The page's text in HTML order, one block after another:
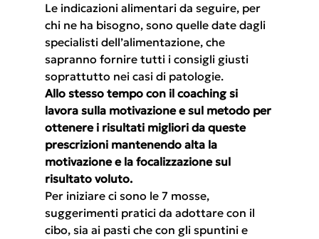
Le indicazioni alimentari da seguire, per
chi ne ha bisogno, sono quelle date dagli
specialisti dell’alimentazione, che
sapranno fornire tutti i consigli giusti
soprattutto nei casi di patologie.
Allo stesso tempo con il coaching si
lavora sulla motivazione e sul metodo per
ottenere i risultati migliori da queste
prescrizioni mantenendo alta la
motivazione e la focalizzazione sul
risultato voluto.
Per iniziare ci sono le 7 mosse,
suggerimenti pratici da adottare con il
cibo, sia ai pasti che con gli spuntini e